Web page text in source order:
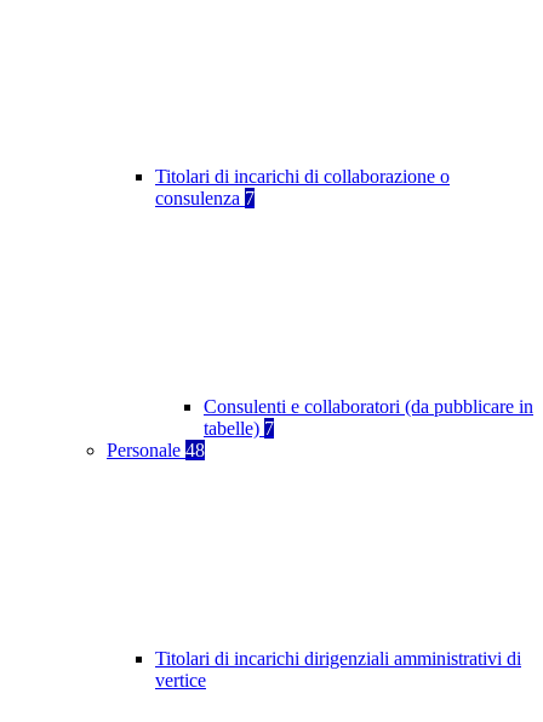
Titolari di incarichi di collaborazione o
consulenza 7
Consulenti e collaboratori (da pubblicare in
tabelle) 7
Personale 48
Titolari di incarichi dirigenziali amministrativi di
vertice